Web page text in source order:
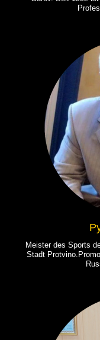
Meister des Sports
Stadt